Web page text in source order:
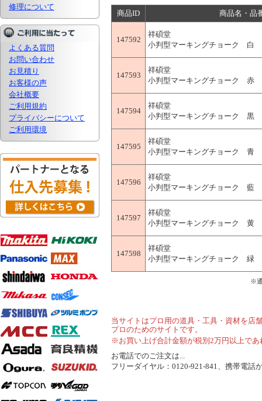
修理について
よくある質問
お問い合わせ
お見積り
お客様の声
会社概要
ご利用規約
プライバシーについて
ご利用環境
商品ID 商品名・品
147592
祥碩堂
小判型マーキングチョーク 白
147593
祥碩堂
小判型マーキングチョーク 赤
147594
祥碩堂
小判型マーキングチョーク 黒
147595
祥碩堂
小判型マーキングチョーク 青
147596
祥碩堂
小判型マーキングチョーク 藍
147597
祥碩堂
小判型マーキングチョーク 黄
147598
祥碩堂
小判型マーキングチョーク 緑
※
当サイトはプロ用の道具・工具・資材を店
プロのためのサイトです。
※お買い上げ合計金額が税別2万円以上で
お電話でのご注文は...
フリーダイヤル：0120-921-841、携帯電